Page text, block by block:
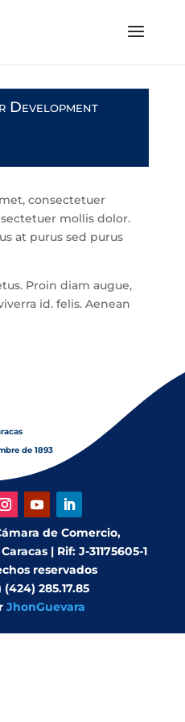
Development
consectetuer
mollis dolor.
at purus sed purus
Proin diam augue,
id, felis. Aenean
de 1893
de Comercio,
| Rif: J-31175605-1
reservados
285.17.85
JhonGuevara